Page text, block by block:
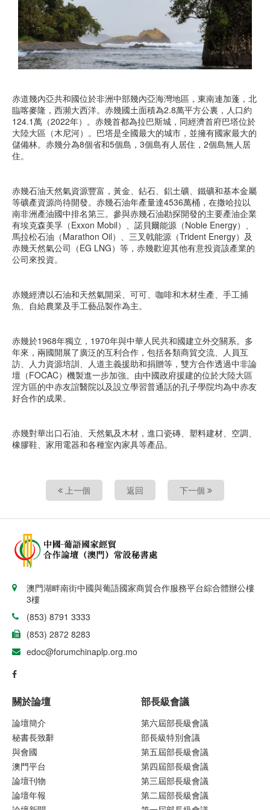
赤道幾內亞共和國位於非洲中部幾內亞海灣地區，東南連加蓬，北
臨喀麥隆，西瀕大西洋。赤幾國土面積為2.8萬平方公裏，人口約
124.1萬（2022年）。赤幾首都為拉巴斯城，同經濟首府巴塔位於
大陸大區（木尼河）。巴塔是全國最大的城市，並擁有國家最大的
儲備林。赤幾分為8個省和5個島，3個島有人居住，2個島無人居
住。
赤幾石油天然氣資源豐富，黃金、鉆石、鋁土礦、鐵礦和基本金屬
等礦產資源尚待開發。赤幾石油年產量達4536萬桶，在撒哈拉以
南非洲產油國中排名第三。參與赤幾石油勘探開發的主要產油企業
有埃克森美孚（Exxon Mobil）、諾貝爾能源（Noble Energy）、
馬拉松石油（Marathon Oil）、三叉戟能源（Trident Energy）及
赤幾天然氣公司（EG LNG）等，赤幾歡迎其他有意投資該產業的
公司來投資。
赤幾經濟以石油和天然氣開采、可可、咖啡和木材生產、手工捕
魚、自給農業及手工藝品製作為主。
赤幾於1968年獨立，1970年與中華人民共和國建立外交關系。多
年來，兩國開展了廣泛的互利合作，包括各類商貿交流、人員互
訪、人力資源培訓、人道主義援助和捐贈等，雙方合作透過中非論
壇（FOCAC）機製進一步加強。由中國政府援建的位於大陸大區
涅方區的中赤友誼醫院以及設立學習普通話的孔子學院均為中赤友
好合作的成果。
赤幾對華出口石油、天然氣及木材，進口瓷磚、塑料建材、空調、
橡膠鞋、家用電器和各種室內家具等產品。
上一個 返回 下一個
澳門湖畔南街中國與葡語國家商貿合作服務平台綜合體辦公樓
3樓
(853) 8791 3333
(853) 2872 8283
edoc@forumchinaplp.org.mo
關於論壇
論壇簡介
秘書長致辭
與會國
澳門平台
論壇刊物
論壇年報
部長級會議
第六屆部長級會議
部長級特別會議
第五屆部長級會議
第四屆部長級會議
第三屆部長級會議
第二屆部長級會議